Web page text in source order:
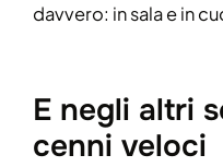
davvero: in sala e in
E negli altri
cenni veloci